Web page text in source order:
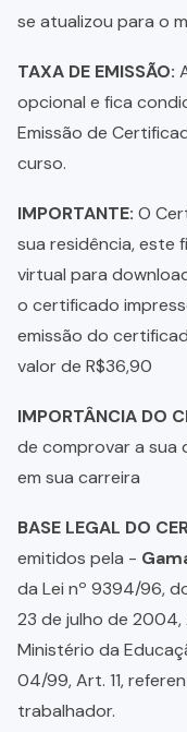
se atualizou para o
TAXA DE EMISSÃO:
opcional e fica
Emissão de
curso.
IMPORTANTE: O
sua residência, este
virtual para
o certificado
emissão do
valor de R$36,90
IMPORTÂNCIA DO
de comprovar a sua
em sua carreira
BASE LEGAL DO
emitidos pela -
da Lei nº 9394/96,
23 de julho de 2004,
Ministério da
04/99, Art. 11,
trabalhador.